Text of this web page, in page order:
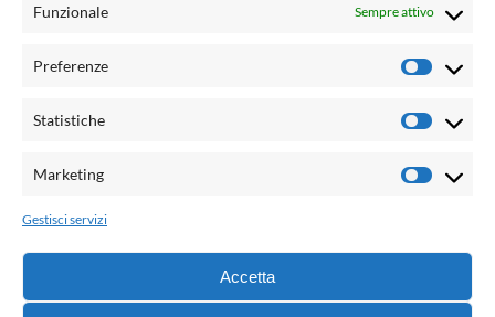
Funzionale Sempre attivo
Preferenze
Statistiche
Marketing
Gestisci servizi
Accetta
legge n° 62 del 7.03.2001. L'autore non è responsabile per
email:
Grafica e web:Salvatore Leto